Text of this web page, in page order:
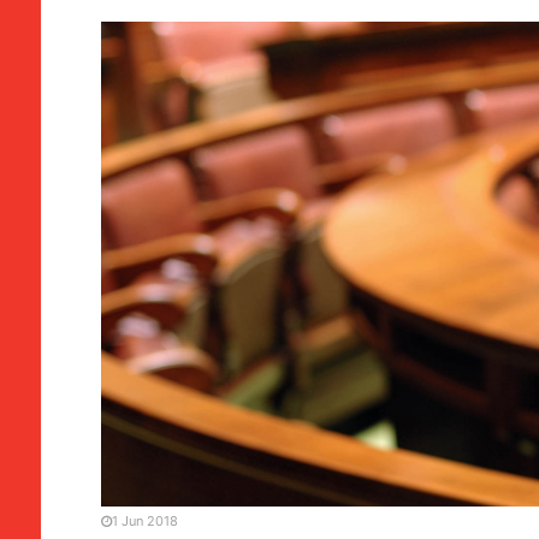
CHINA / ÁSIA
Justiça | Supremo
retalhista
1 Jun 2018